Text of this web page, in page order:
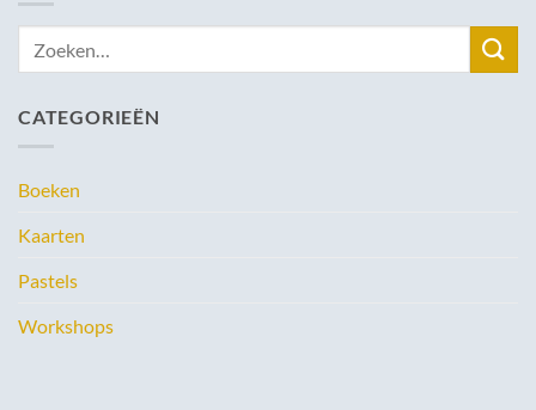
CATEGORIEËN
Boeken
Kaarten
Pastels
Workshops